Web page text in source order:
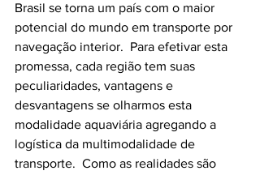
Brasil se torna um país com o maior
potencial do mundo em transporte por
navegação interior.  Para efetivar esta
promessa, cada região tem suas
peculiaridades, vantagens e
desvantagens se olharmos esta
modalidade aquaviária agregando a
logística da multimodalidade de
transporte.  Como as realidades são